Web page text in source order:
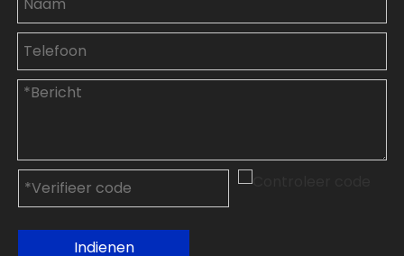
Indienen